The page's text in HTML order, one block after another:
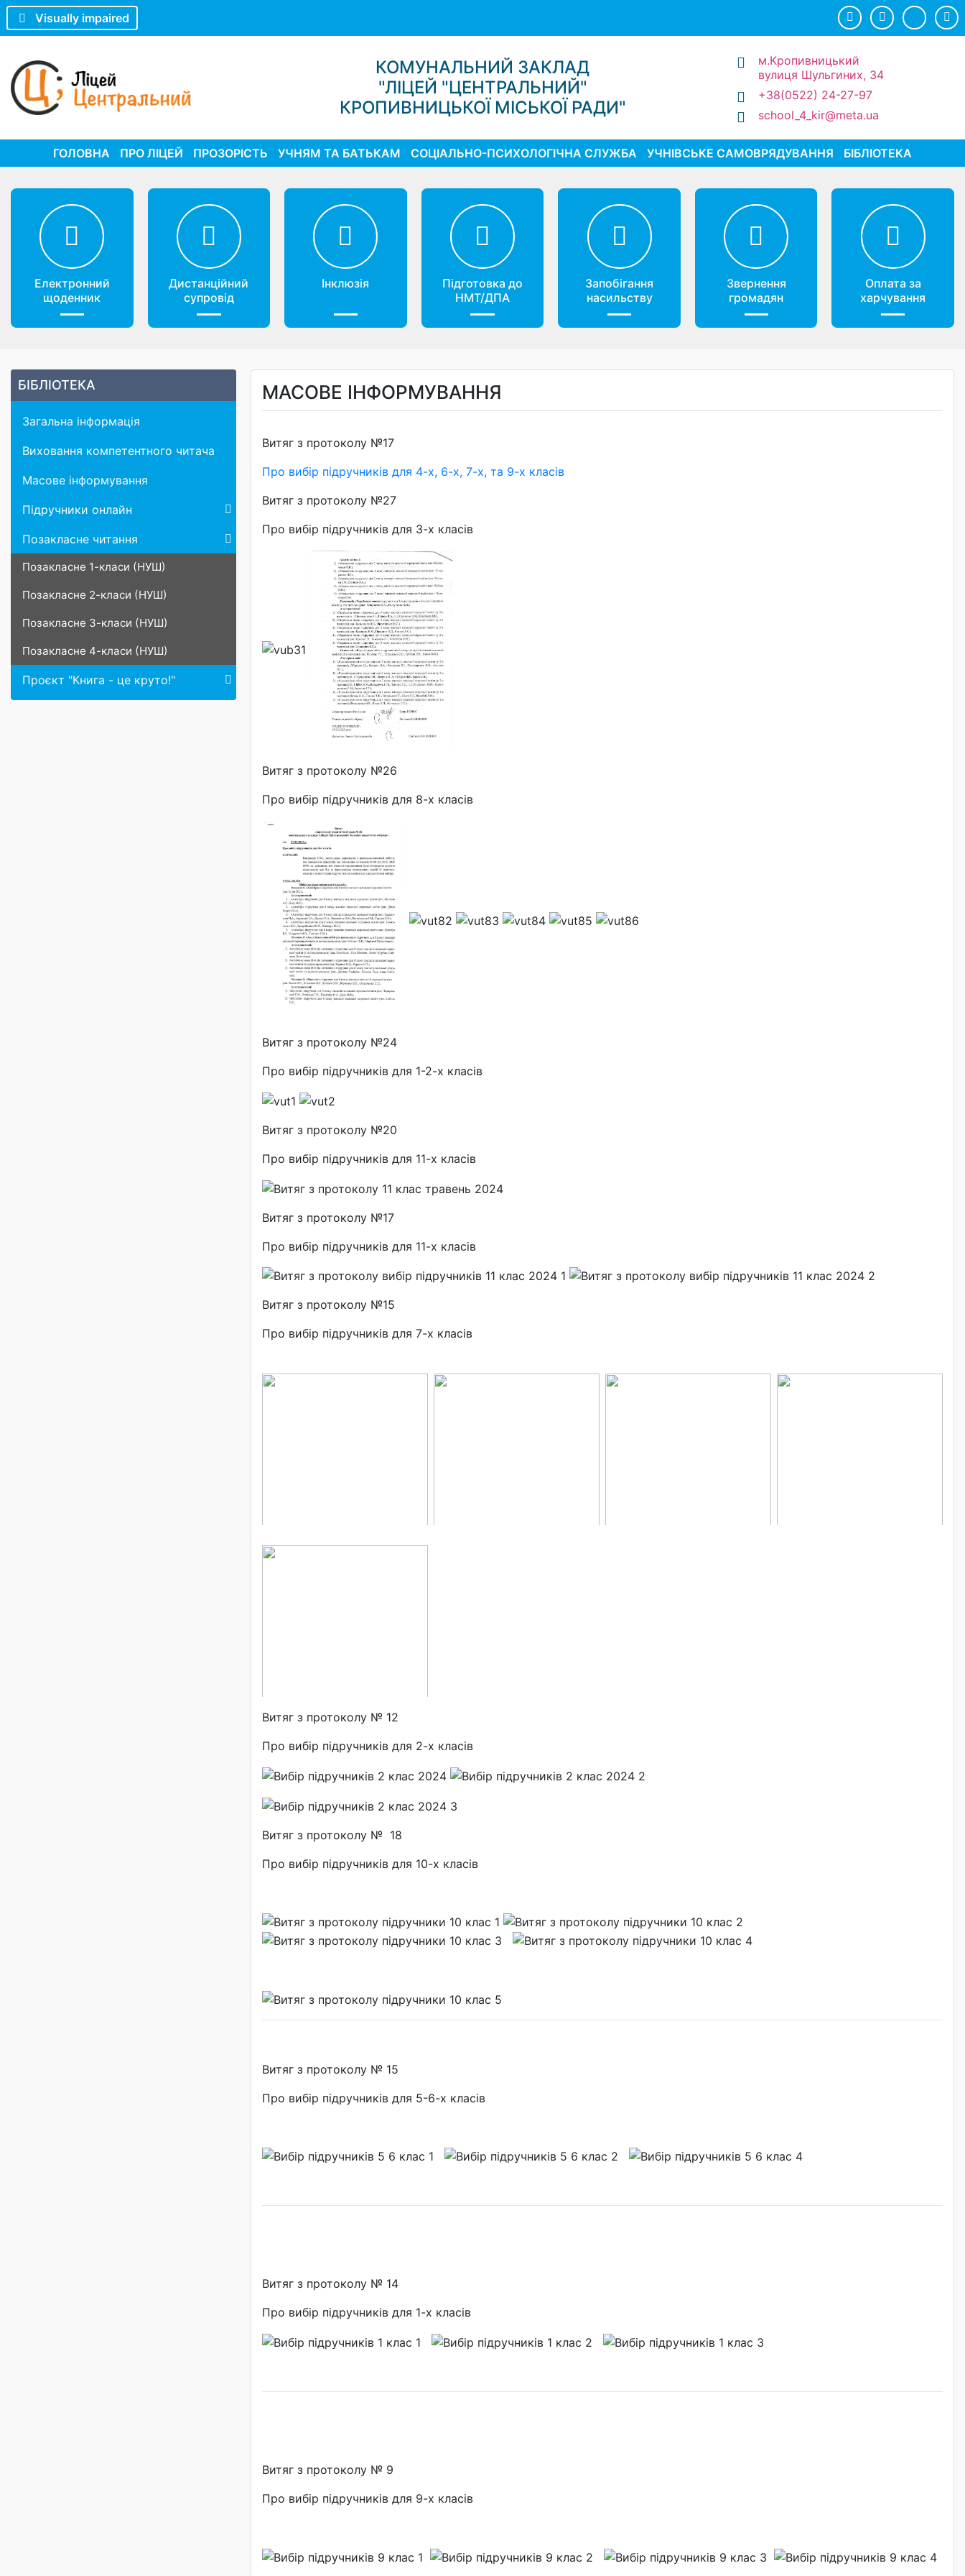
Visually impaired
КОМУНАЛЬНИЙ ЗАКЛАД
"ЛІЦЕЙ "ЦЕНТРАЛЬНИЙ"
КРОПИВНИЦЬКОЇ МІСЬКОЇ РАДИ"
м.Кропивницький
вулиця Шульгиних, 34
+38(0522) 24-27-97
school_4_kir@meta.ua
ГОЛОВНА ПРО ЛІЦЕЙ ПРОЗОРІСТЬ УЧНЯМ ТА БАТЬКАМ СОЦІАЛЬНО-ПСИХОЛОГІЧНА СЛУЖБА УЧНІВСЬКЕ САМОВРЯДУВАННЯ БІБЛІОТЕКА
Електронний
щоденник
Дистанційний
супровід
Інклюзія
Підготовка до
НМТ/ДПА
Запобігання
насильству
Звернення
громадян
Оплата за
харчування
БІБЛІОТЕКА
Загальна інформація
Виховання компетентного читача
Масове інформування
Підручники онлайн
Позакласне читання
Позакласне 1-класи (НУШ)
Позакласне 2-класи (НУШ)
Позакласне 3-класи (НУШ)
Позакласне 4-класи (НУШ)
Проєкт "Книга - це круто!"
МАСОВЕ ІНФОРМУВАННЯ
Витяг з протоколу №17
Про вибір підручників для 4-х, 6-х, 7-х, та 9-х класів
Витяг з протоколу №27
Про вибір підручників для 3-х класів
Витяг з протоколу №26
Про вибір підручників для 8-х класів
Витяг з протоколу №24
Про вибір підручників для 1-2-х класів
Витяг з протоколу №20
Про вибір підручників для 11-х класів
Витяг з протоколу №17
Про вибір підручників для 11-х класів
Витяг з протоколу №15
Про вибір підручників для 7-х класів
Витяг з протоколу № 12
Про вибір підручників для 2-х класів
Витяг з протоколу № 18
Про вибір підручників для 10-х класів
Витяг з протоколу № 15
Про вибір підручників для 5-6-х класів
Витяг з протоколу № 14
Про вибір підручників для 1-х класів
Витяг з протоколу № 9
Про вибір підручників для 9-х класів